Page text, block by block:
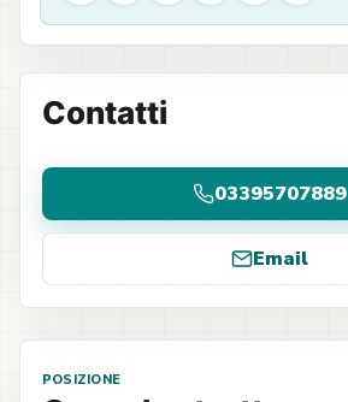
Contatti
03395707889
Email
POSIZIONE